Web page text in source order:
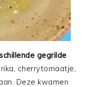
gegrilde
cherrytomaatje,
Deze kwamen